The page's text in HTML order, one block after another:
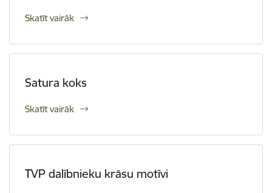
Skatīt vairāk
Satura koks
Skatīt vairāk
TVP dalībnieku krāsu motīvi